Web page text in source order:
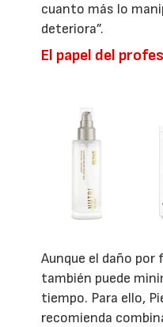
cuanto más lo
deteriora”.
El papel del
Aunque el daño
también puede
tiempo. Para ello,
recomienda